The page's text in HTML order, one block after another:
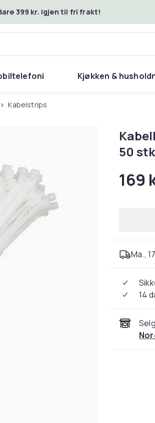
399 kr. igjen til fri frakt!
Kjøkken &
Kabelstrips
50
169
Ma.,
14